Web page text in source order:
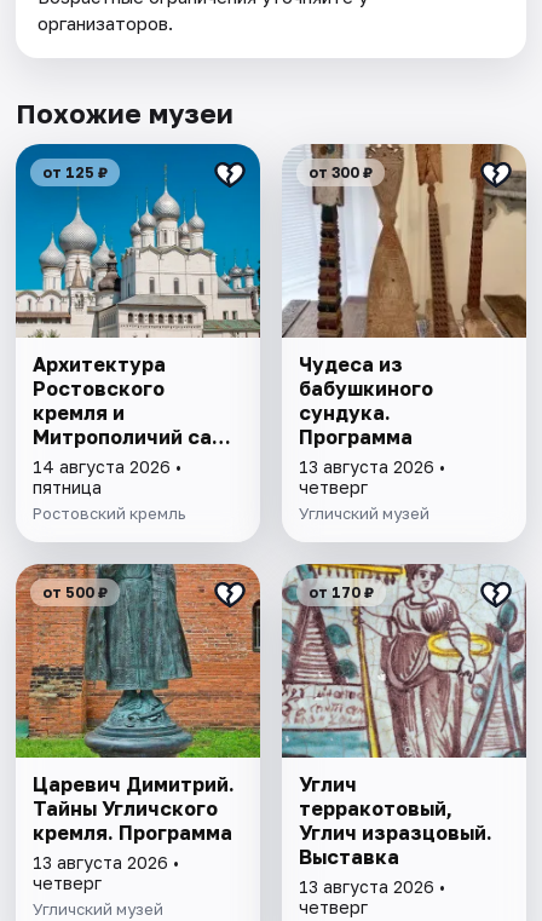
организаторов.
Похожие музеи
от 125 ₽
Архитектура
Ростовского
кремля и
Митрополичий сад,
выставка
"Митрополичье
варенье"
14 августа 2026 •
пятница
Ростовский кремль
от 300 ₽
Чудеса из
бабушкиного
сундука.
Программа
13 августа 2026 •
четверг
Угличский музей
от 500 ₽
Царевич Димитрий.
Тайны Угличского
кремля. Программа
13 августа 2026 •
четверг
Угличский музей
от 170 ₽
Углич
терракотовый,
Углич изразцовый.
Выставка
13 августа 2026 •
четверг